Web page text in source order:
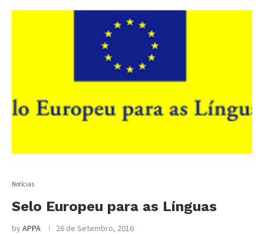
Notícias
Selo Europeu para as Línguas
byAPPA 26 de Setembro, 2016